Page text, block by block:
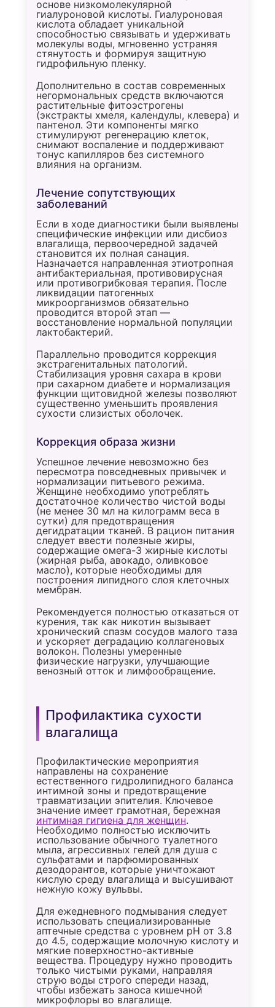
основе низкомолекулярной
гиалуроновой кислоты. Гиалуроновая
кислота обладает уникальной
способностью связывать и удерживать
молекулы воды, мгновенно устраняя
стянутость и формируя защитную
гидрофильную пленку.
Дополнительно в состав современных
негормональных средств включаются
растительные фитоэстрогены
(экстракты хмеля, календулы, клевера) и
пантенол. Эти компоненты мягко
стимулируют регенерацию клеток,
снимают воспаление и поддерживают
тонус капилляров без системного
влияния на организм.
Лечение сопутствующих
заболеваний
Если в ходе диагностики были выявлены
специфические инфекции или дисбиоз
влагалища, первоочередной задачей
становится их полная санация.
Назначается направленная этиотропная
антибактериальная, противовирусная
или противогрибковая терапия. После
ликвидации патогенных
микроорганизмов обязательно
проводится второй этап —
восстановление нормальной популяции
лактобактерий.
Параллельно проводится коррекция
экстрагенитальных патологий.
Стабилизация уровня сахара в крови
при сахарном диабете и нормализация
функции щитовидной железы позволяют
существенно уменьшить проявления
сухости слизистых оболочек.
Коррекция образа жизни
Успешное лечение невозможно без
пересмотра повседневных привычек и
нормализации питьевого режима.
Женщине необходимо употреблять
достаточное количество чистой воды
(не менее 30 мл на килограмм веса в
сутки) для предотвращения
дегидратации тканей. В рацион питания
следует ввести полезные жиры,
содержащие омега-3 жирные кислоты
(жирная рыба, авокадо, оливковое
масло), которые необходимы для
построения липидного слоя клеточных
мембран.
Рекомендуется полностью отказаться от
курения, так как никотин вызывает
хронический спазм сосудов малого таза
и ускоряет деградацию коллагеновых
волокон. Полезны умеренные
физические нагрузки, улучшающие
венозный отток и лимфообращение.
Профилактика сухости
влагалища
Профилактические мероприятия
направлены на сохранение
естественного гидролипидного баланса
интимной зоны и предотвращение
травматизации эпителия. Ключевое
значение имеет грамотная, бережная
интимная гигиена для женщин.
Необходимо полностью исключить
использование обычного туалетного
мыла, агрессивных гелей для душа с
сульфатами и парфюмированных
дезодорантов, которые уничтожают
кислую среду влагалища и высушивают
нежную кожу вульвы.
Для ежедневного подмывания следует
использовать специализированные
аптечные средства с уровнем pH от 3.8
до 4.5, содержащие молочную кислоту и
мягкие поверхностно-активные
вещества. Процедуру нужно проводить
только чистыми руками, направляя
струю воды строго спереди назад,
чтобы избежать заноса кишечной
микрофлоры во влагалище.